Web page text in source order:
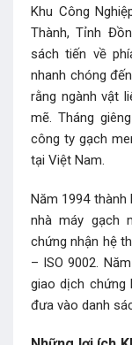
Khu Công
Thành, Tỉnh
sách tiến về
nhanh chóng
rằng ngành vật
mẽ. Tháng
công ty gạch
tại Việt Nam.
Năm 1994 thành
nhà máy gạch
chứng nhận hệ
– ISO 9002.
giao dịch chứng
đưa vào danh